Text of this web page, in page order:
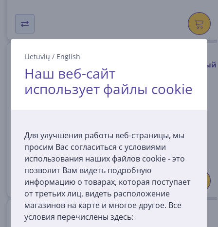
Lietuvių / English
Наш веб-сайт
использует файлы cookie
Для улучшения работы веб-страницы, мы
просим Вас согласиться с условиями
использования наших файлов cookie - это
позволит Вам видеть подробную
информацию о товарах, которая поступает
от третьих лиц, видеть расположение
магазинов на карте и многое другое. Все
условия перечислены здесь:
влажная уборка, белый/серый
- Робот-пылесос
RV2620WDEUWH
39999 €
Xiaomi Vacuum S40C, сухая и
влажная уборка, белый -